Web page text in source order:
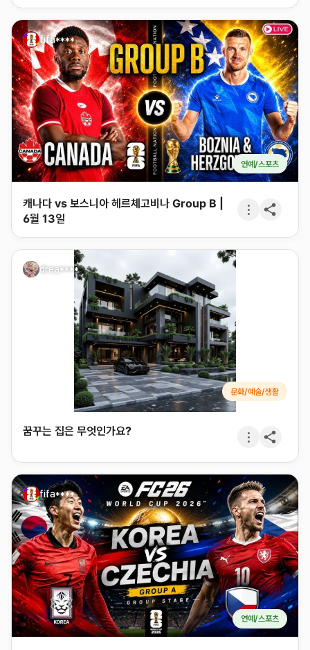
fifa****
연예/스포츠
캐나다 vs 보스니아 헤르체고비나 Group B |
6월 13일
drea****
문화/예술/생활
꿈꾸는 집은 무엇인가요?
fifa****
연예/스포츠